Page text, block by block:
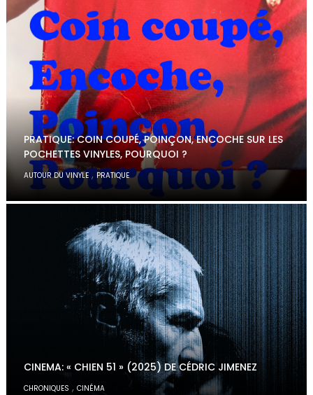
PRATIQUE: COIN COUPÉ, POINÇON, ENCOCHE SUR LES
POCHETTES VINYLES, POURQUOI ?
AUTOUR DU VINYLE , PRATIQUE
CINEMA: « CHIEN 51 » (2025) DE CÉDRIC JIMENEZ
CHRONIQUES ,CINÉMA